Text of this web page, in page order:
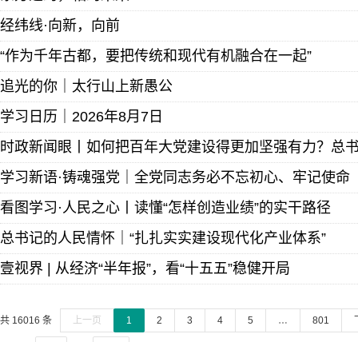
经纬线·向新，向前
“作为千年古都，要把传统和现代有机融合在一起”
追光的你｜太行山上新愚公
学习日历｜2026年8月7日
时政新闻眼丨如何把百年大党建设得更加坚强有力？总
学习新语·铸魂强党｜全党同志务必不忘初心、牢记使命
看图学习·人民之心丨读懂“怎样创造业绩”的实干路径
总书记的人民情怀｜“扎扎实实建设现代化产业体系”
壹视界 | 从经济“半年报”，看“十五五”稳健开局
共 16016 条 上一页 1 2 3 4 5 … 801